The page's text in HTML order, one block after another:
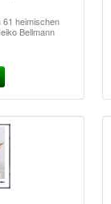
61 heimischen
Bellmann